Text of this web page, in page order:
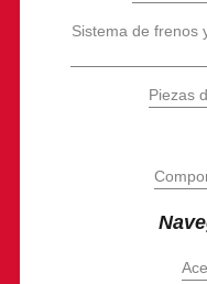
Sistema de frenos
Piezas